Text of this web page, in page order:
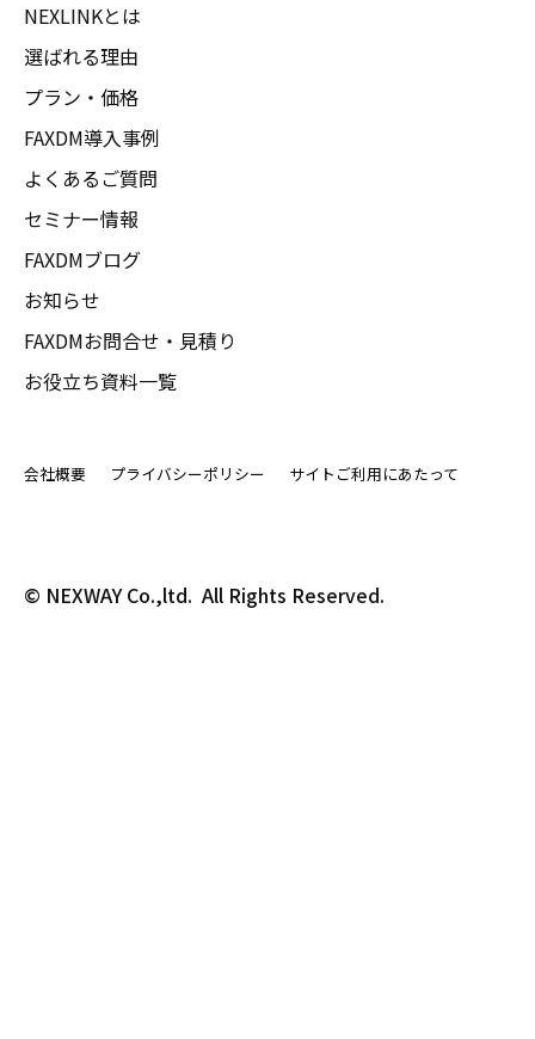
NEXLINKとは
選ばれる理由
プラン・価格
FAXDM導入事例
よくあるご質問
セミナー情報
FAXDMブログ
お知らせ
FAXDMお問合せ・見積り
お役立ち資料一覧
会社概要 プライバシーポリシー サイトご利用にあたって
© NEXWAY Co.,ltd.  All Rights Reserved.